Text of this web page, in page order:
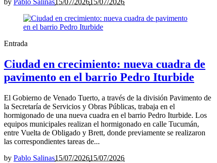
by Pablo Salinas15/07/202615/07/2026
Entrada
Ciudad en crecimiento: nueva cuadra de
pavimento en el barrio Pedro Iturbide
El Gobierno de Venado Tuerto, a través de la división Pavimento de
la Secretaría de Servicios y Obras Públicas, trabaja en el
hormigonado de una nueva cuadra en el barrio Pedro Iturbide. Los
equipos municipales realizan el hormigonado en calle Tucumán,
entre Vuelta de Obligado y Brett, donde previamente se realizaron
las correspondientes tareas de...
by Pablo Salinas15/07/202615/07/2026